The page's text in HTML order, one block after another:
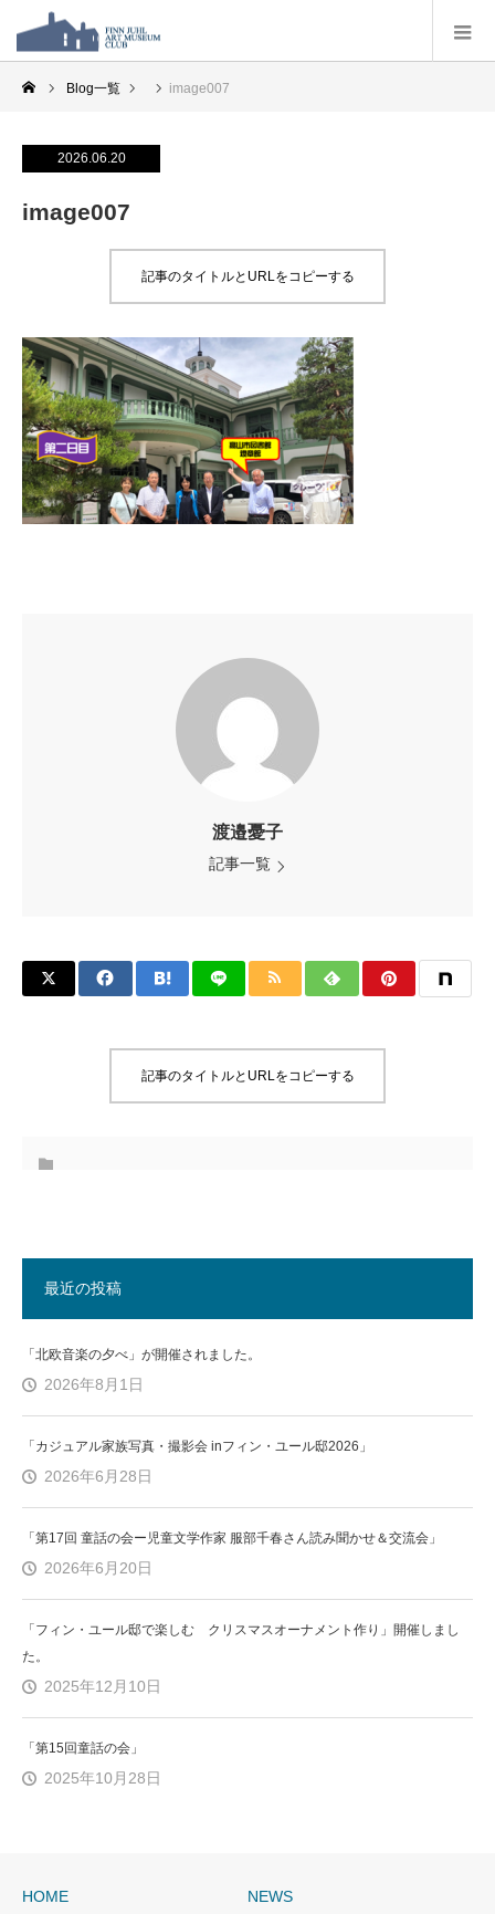
Blog一覧 image007
2026.06.20
image007
記事のタイトルとURLをコピーする
渡邉憂子
記事一覧
記事のタイトルとURLをコピーする
最近の投稿
「北欧音楽の夕べ」が開催されました。
2026年8月1日
「カジュアル家族写真・撮影会 inフィン・ユール邸2026」
2026年6月28日
「第17回 童話の会ー児童文学作家 服部千春さん読み聞かせ＆交流会」
2026年6月20日
「フィン・ユール邸で楽しむ クリスマスオーナメント作り」開催しまし
た。
2025年12月10日
「第15回童話の会」
2025年10月28日
HOME NEWS